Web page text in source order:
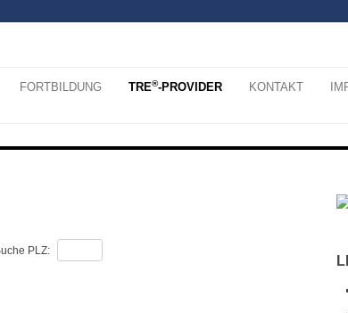
FORTBILDUNG TRE®-PROVIDER KONTAKT
PLZ: